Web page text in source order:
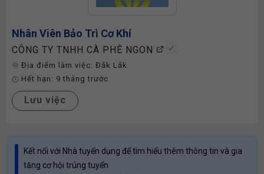
Nhân Viên Bảo Trì Cơ Khí
CÔNG TY TNHH CÀ PHÊ NGON
Địa điểm làm việc: Đắk Lắk
Hết hạn: 9 tháng trước
Lưu việc
Kết nối với Nhà tuyển dụng để tìm hiểu thêm thông tin và gia
tăng cơ hội trúng tuyển